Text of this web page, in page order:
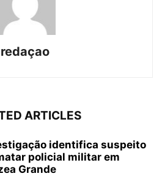
redaçao
ARTICLES
identifica suspeito
policial militar em
Grande